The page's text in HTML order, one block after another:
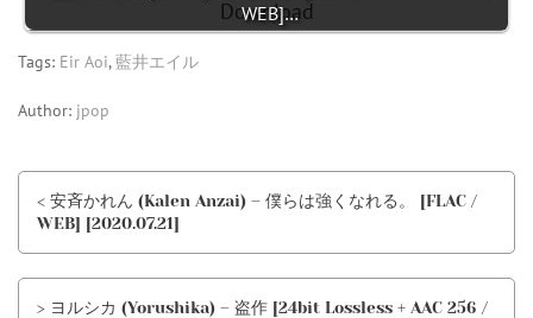
WEB]…
Tags: Eir Aoi,藍井エイル
Author: jpop
< 安斉かれん (Kalen Anzai) – 僕らは強くなれる。 [FLAC /
WEB] [2020.07.21]
> ヨルシカ (Yorushika) – 盗作 [24bit Lossless + AAC 256 /